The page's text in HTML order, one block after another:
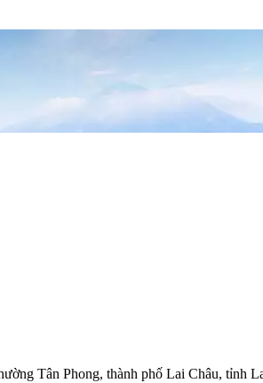
Tân Phong, thành phố Lai Châu, tỉnh